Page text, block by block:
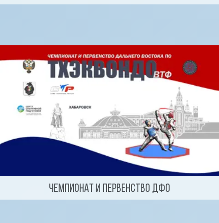
Чемпионат и Первенство ДФО